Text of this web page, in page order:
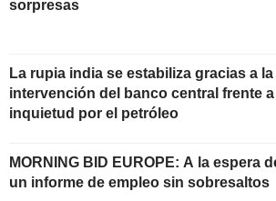
sorpresas
La rupia india se estabiliza gracias a la
intervención del banco central frente a
inquietud por el petróleo
MORNING BID EUROPE: A la espera
un informe de empleo sin sobresaltos